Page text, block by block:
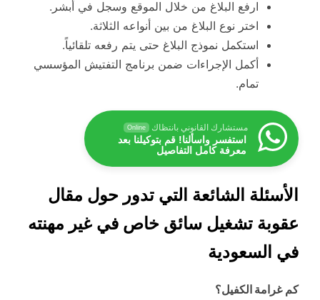
ارفع البلاغ من خلال الموقع وسجل في أبشر.
اختر نوع البلاغ من بين أنواعه الثلاثة.
استكمل نموذج البلاغ حتى يتم رفعه تلقائياً.
أكمل الإجراءات ضمن برنامج التفتيش المؤسسي
تمام.
مستشارك القانوني بانتظاك Online
استفسر واسألنا! قم بتوكيلنا بعد
معرفة كامل التفاصيل
الأسئلة الشائعة التي تدور حول مقال
عقوبة تشغيل سائق خاص في غير مهنته
في السعودية
كمغرامة الكفيل؟